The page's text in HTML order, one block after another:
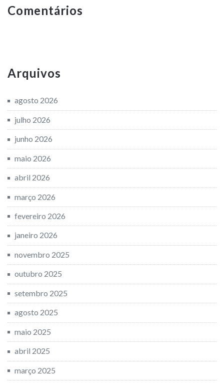
Comentários
Arquivos
agosto 2026
julho 2026
junho 2026
maio 2026
abril 2026
março 2026
fevereiro 2026
janeiro 2026
novembro 2025
outubro 2025
setembro 2025
agosto 2025
maio 2025
abril 2025
março 2025